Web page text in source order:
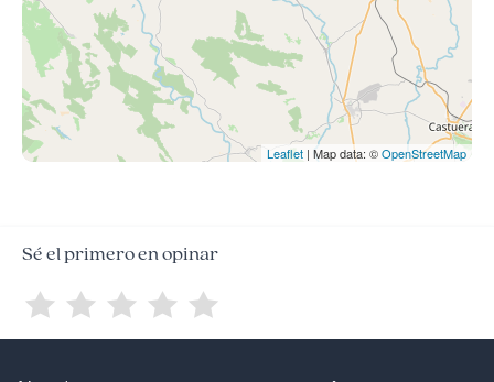
Leaflet | Map data: ©OpenStreetMap
Sé el primero en opinar